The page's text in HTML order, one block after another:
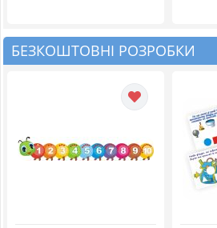
БЕЗКОШТОВНІ РОЗРОБКИ